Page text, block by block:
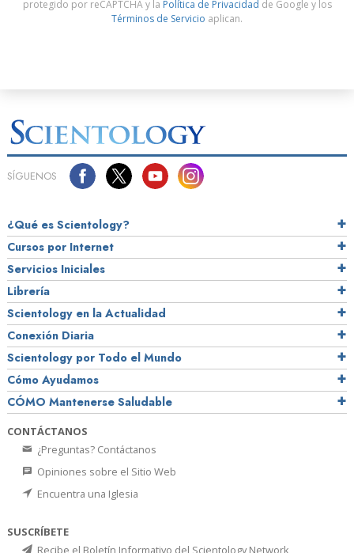
protegido por reCAPTCHA y la Política de Privacidad de Google y los
Términos de Servicio aplican.
SÍGUENOS
¿Qué es Scientology?
Cursos por Internet
Servicios Iniciales
Librería
Scientology en la Actualidad
Conexión Diaria
Scientology por Todo el Mundo
Cómo Ayudamos
CÓMO Mantenerse Saludable
CONTÁCTANOS
¿Preguntas? Contáctanos
Opiniones sobre el Sitio Web
Encuentra una Iglesia
SUSCRÍBETE
Recibe el Boletín Informativo del Scientology Network